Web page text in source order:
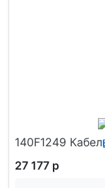
140F1249
27 177 р